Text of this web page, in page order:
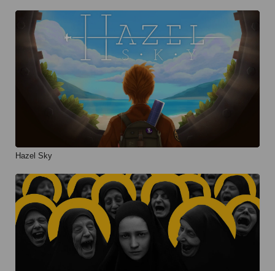
Hazel Sky